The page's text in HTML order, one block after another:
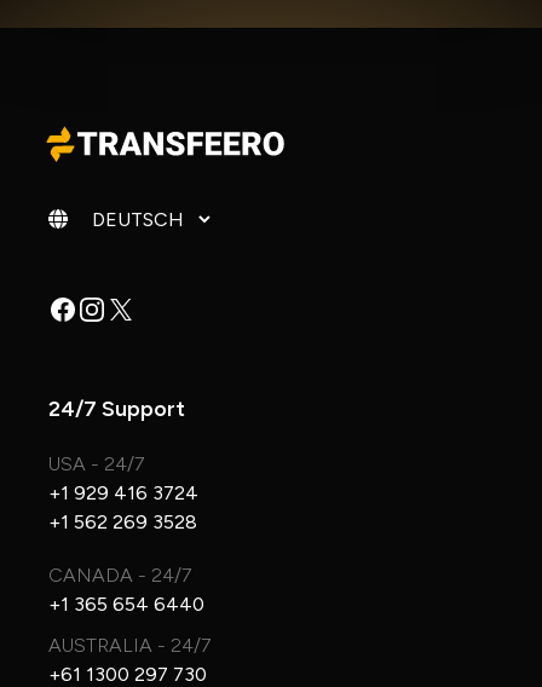
Sprache ändern
Facebook
Instagram
X
24/7 Support
USA - 24/7
+1 929 416 3724
+1 562 269 3528
CANADA - 24/7
+1 365 654 6440
AUSTRALIA - 24/7
+61 1300 297 730